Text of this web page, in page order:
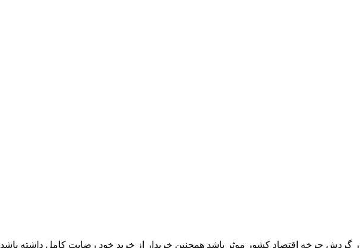
گردش چرخه اقتصاد کشور موثر باشد همچنین خریدار از خرید خود رضایت کامل داشته باشد